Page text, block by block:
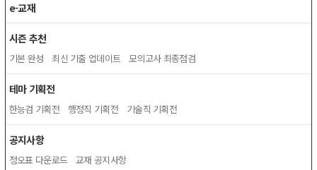
e-교재
시즌 추천
기본 완성 최신 기출 업데이트 모의고사 최종점검
테마 기획전
한능검 기획전 행정직 기획전 기술직 기획전
공지사항
정오표 다운로드 교재 공지사항